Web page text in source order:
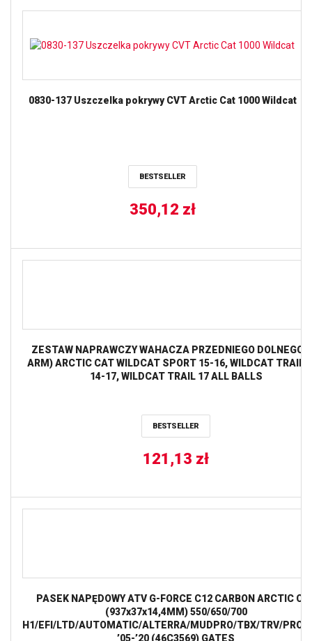
0830-137 Uszczelka pokrywy CVT Arctic Cat 1000 Wildcat
BESTSELLER
350,12 zł
ZESTAW NAPRAWCZY WAHACZA PRZEDNIEGO DOLNEGO
ARM) ARCTIC CAT WILDCAT SPORT 15-16, WILDCAT TRAIL /
14-17, WILDCAT TRAIL 17 ALL BALLS
BESTSELLER
121,13 zł
PASEK NAPĘDOWY ATV G-FORCE C12 CARBON ARCTIC
(937x37x14,4MM) 550/650/700
H1/EFI/LTD/AUTOMATIC/ALTERRA/MUDPRO/TBX/TRV/
’05-’20 (46C3569) GATES